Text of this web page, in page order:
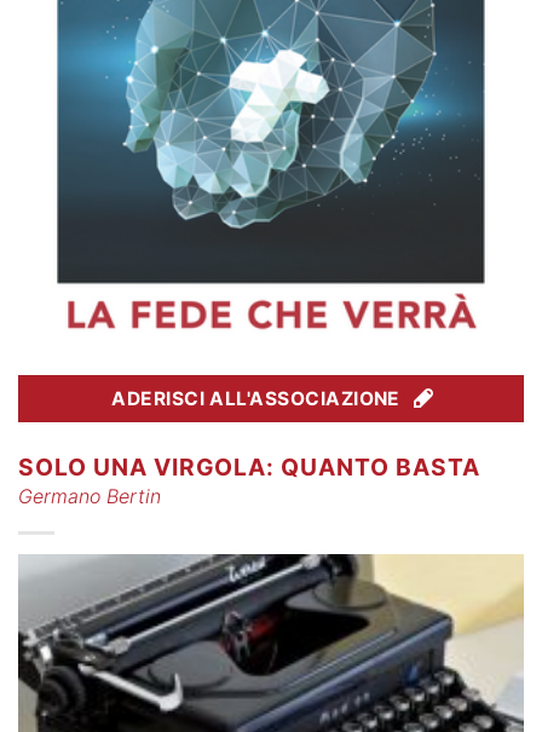
ADERISCI ALL'ASSOCIAZIONE
SOLO UNA VIRGOLA: QUANTO BASTA
Germano Bertin